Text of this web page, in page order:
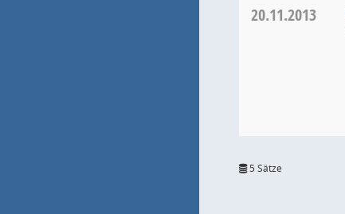
20.11.2013
5 Sätze